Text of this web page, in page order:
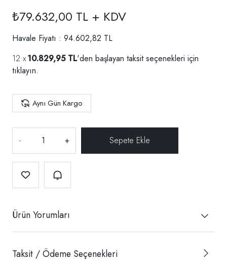
₺79.632,00 TL + KDV
Havale Fiyatı : 94.602,82 TL
10.829,95 TL'den başlayan taksit seçenekleri için
tıklayın.
Aynı Gün Kargo
- +
Ürün Yorumları
Taksit / Ödeme Seçenekleri